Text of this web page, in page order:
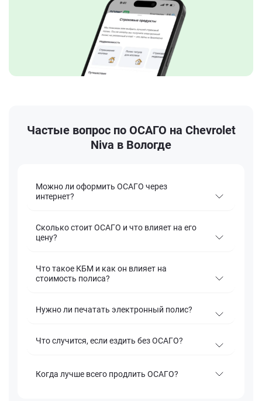
Частые вопрос по ОСАГО на Chevrolet
Niva в Вологде
Можно ли оформить ОСАГО через
интернет?
Сколько стоит ОСАГО и что влияет на его
цену?
Что такое КБМ и как он влияет на
стоимость полиса?
Нужно ли печатать электронный полис?
Что случится, если ездить без ОСАГО?
Когда лучше всего продлить ОСАГО?